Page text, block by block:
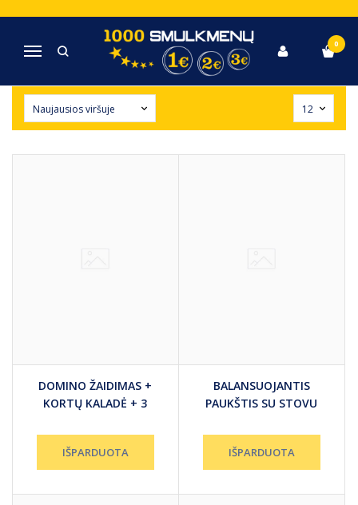
Navigacija
0
ŽAISLAI
Pagrindinis Žaislai
DOMINO ŽAIDIMAS +
KORTŲ KALADĖ + 3
KAULIUKAI
BALANSUOJANTIS
PAUKŠTIS SU STOVU